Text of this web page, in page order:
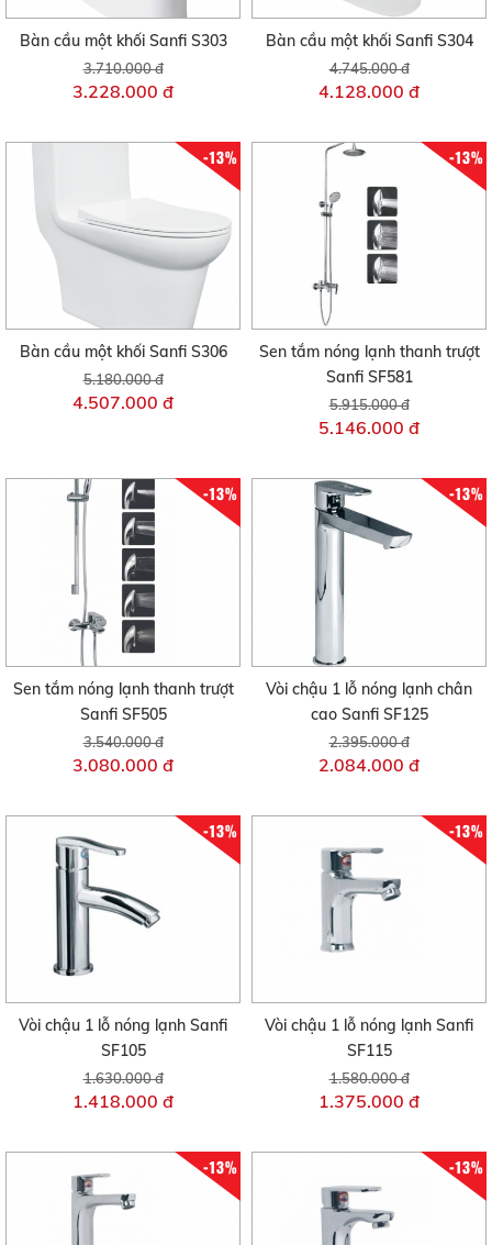
Bàn cầu một khối Sanfi S303
3.710.000 đ
3.228.000 đ
Bàn cầu một khối Sanfi S304
4.745.000 đ
4.128.000 đ
-13%
Bàn cầu một khối Sanfi S306
5.180.000 đ
4.507.000 đ
-13%
Sen tắm nóng lạnh thanh trượt
Sanfi SF581
5.915.000 đ
5.146.000 đ
-13%
Sen tắm nóng lạnh thanh trượt
Sanfi SF505
3.540.000 đ
3.080.000 đ
-13%
Vòi chậu 1 lỗ nóng lạnh chân
cao Sanfi SF125
2.395.000 đ
2.084.000 đ
-13%
Vòi chậu 1 lỗ nóng lạnh Sanfi
SF105
1.630.000 đ
1.418.000 đ
-13%
Vòi chậu 1 lỗ nóng lạnh Sanfi
SF115
1.580.000 đ
1.375.000 đ
-13% -13%